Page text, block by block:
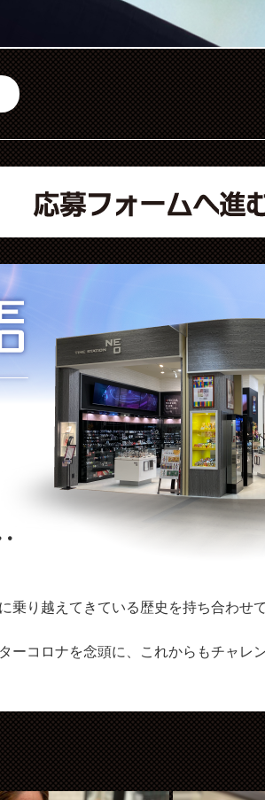
乗り越えてきている歴史を持ち合わせ
ーコロナを念頭に、これからもチャレ